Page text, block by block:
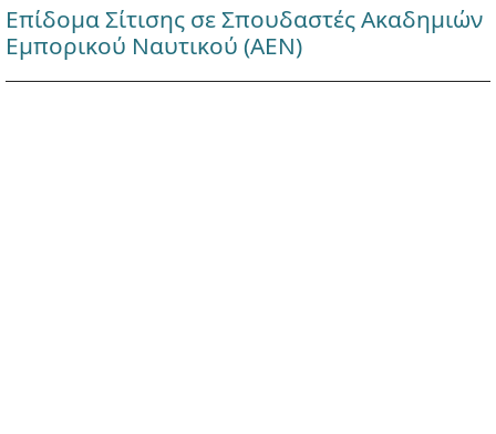
Επίδομα Σίτισης σε Σπουδαστές Ακαδημιών
Εμπορικού Ναυτικού (ΑΕΝ)